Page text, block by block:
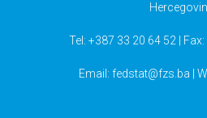
Tel: +387 33 20 64 52 |
Email: fedstat@fzs.ba |